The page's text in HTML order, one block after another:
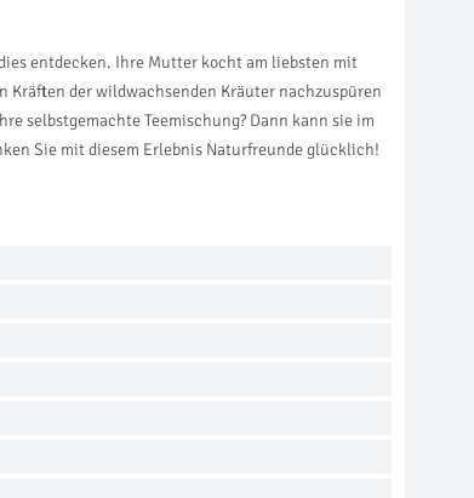
entdecken. Ihre Mutter kocht am liebsten mit
der wildwachsenden Kräuter nachzuspüren
selbstgemachte Teemischung? Dann kann sie im
Sie mit diesem Erlebnis Naturfreunde glücklich!